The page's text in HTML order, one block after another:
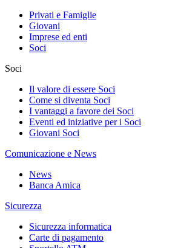
Privati e Famiglie
Giovani
Imprese ed enti
Soci
Soci
Il valore di essere Soci
Come si diventa Soci
I vantaggi a favore dei Soci
Eventi ed iniziative per i Soci
Giovani Soci
Comunicazione e News
News
Banca Amica
Sicurezza
Sicurezza informatica
Carte di pagamento